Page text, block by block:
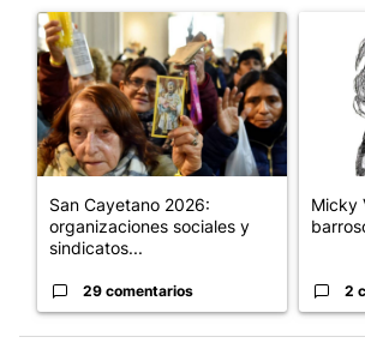
Un artículo de tendencia con el título
San Cayetano 2026:
organizaciones sociales y
sindicatos...
29 comentarios
Un
Micky
2